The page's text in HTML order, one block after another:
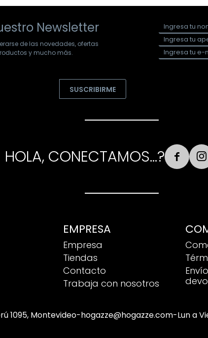
EMPRESA
Empresa
Tiendas
Contacto
Trabaja con nosotros
Newsletter
de las novedades, ofertas
y mucho más.
SUSCRIBIRME
HOLA, CONECTAMOS...?  
1095, Montevideo-hogazze@hogazze.com-Lun a